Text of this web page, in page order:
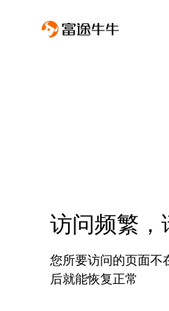
访问频繁，
您所要访问的页面不
后就能恢复正常